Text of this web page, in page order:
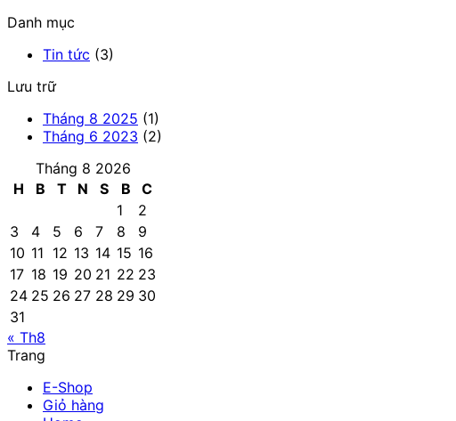
Danh mục
Tin tức (3)
Lưu trữ
Tháng 8 2025 (1)
Tháng 6 2023 (2)
Tháng 8 2026
H
B T N S B
C
1
2
3
4 5 6 7 8
9
10 11 12 13 14 15 16
17 18 19 20 21 22 23
24 25 26 27 28 29 30
31
« Th8
Trang
E-Shop
Giỏ hàng